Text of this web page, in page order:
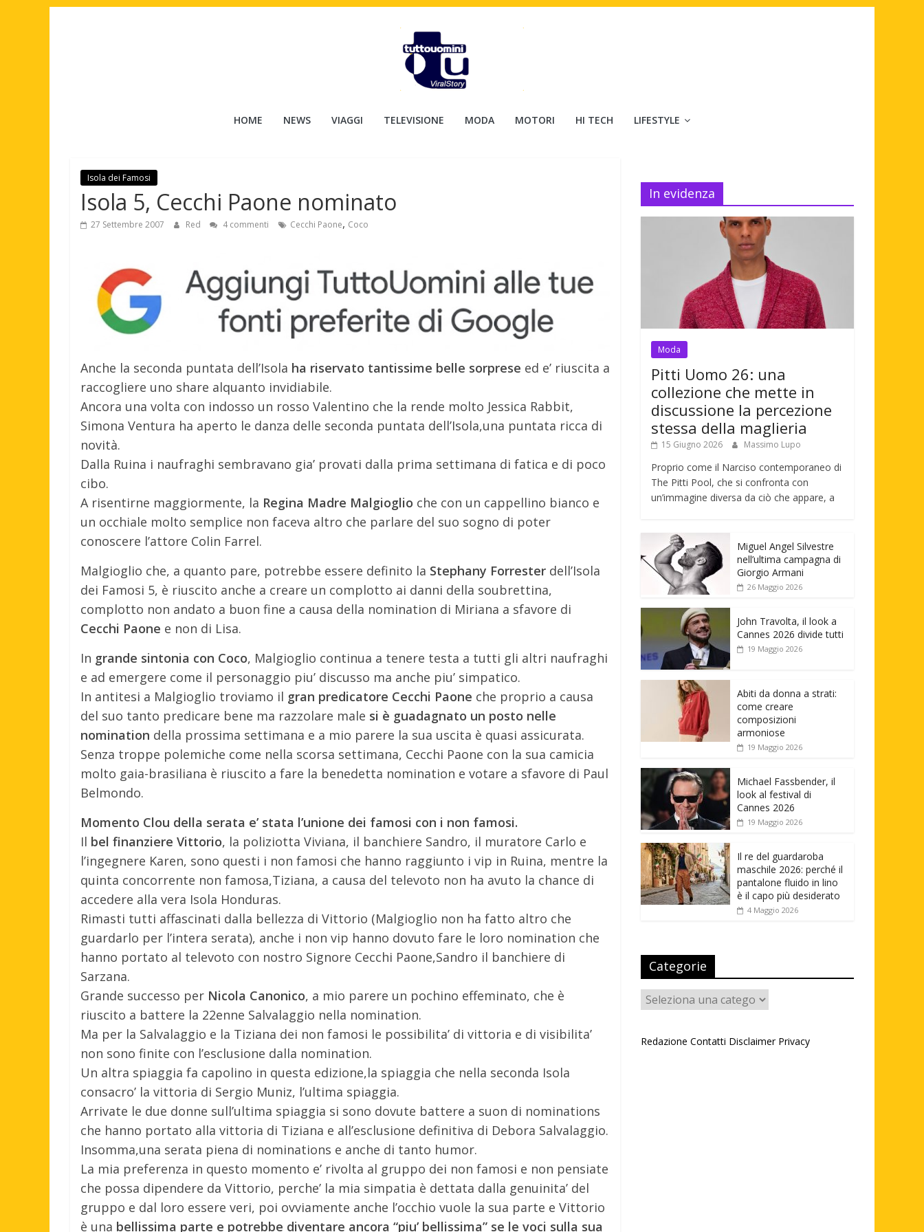
Tuttouomini
Cinema,
Motori,
news
maschile
HOME NEWS VIAGGI TELEVISIONE MODA MOTORI HI TECH LIFESTYLE
Isola dei Famosi
Isola 5, Cecchi Paone nominato
27 Settembre 2007 Red 4 commenti Cecchi Paone, Coco
Anche la seconda puntata dell’Isola ha riservato tantissime belle sorprese ed e’ riuscita a
raccogliere uno share alquanto invidiabile.
Ancora una volta con indosso un rosso Valentino che la rende molto Jessica Rabbit,
Simona Ventura ha aperto le danza delle seconda puntata dell’Isola,una puntata ricca di
novità.
Dalla Ruina i naufraghi sembravano gia’ provati dalla prima settimana di fatica e di poco
cibo.
A risentirne maggiormente, la Regina Madre Malgioglio che con un cappellino bianco e
un occhiale molto semplice non faceva altro che parlare del suo sogno di poter
conoscere l’attore Colin Farrel.
Malgioglio che, a quanto pare, potrebbe essere definito la Stephany Forrester dell’Isola
dei Famosi 5, è riuscito anche a creare un complotto ai danni della soubrettina,
complotto non andato a buon fine a causa della nomination di Miriana a sfavore di
Cecchi Paone e non di Lisa.
In grande sintonia con Coco, Malgioglio continua a tenere testa a tutti gli altri naufraghi
e ad emergere come il personaggio piu’ discusso ma anche piu’ simpatico.
In antitesi a Malgioglio troviamo il gran predicatore Cecchi Paone che proprio a causa
del suo tanto predicare bene ma razzolare male si è guadagnato un posto nelle
nomination della prossima settimana e a mio parere la sua uscita è quasi assicurata.
Senza troppe polemiche come nella scorsa settimana, Cecchi Paone con la sua camicia
molto gaia-brasiliana è riuscito a fare la benedetta nomination e votare a sfavore di Paul
Belmondo.
Momento Clou della serata e’ stata l’unione dei famosi con i non famosi.
Il bel finanziere Vittorio, la poliziotta Viviana, il banchiere Sandro, il muratore Carlo e
l’ingegnere Karen, sono questi i non famosi che hanno raggiunto i vip in Ruina, mentre la
quinta concorrente non famosa,Tiziana, a causa del televoto non ha avuto la chance di
accedere alla vera Isola Honduras.
Rimasti tutti affascinati dalla bellezza di Vittorio (Malgioglio non ha fatto altro che
guardarlo per l’intera serata), anche i non vip hanno dovuto fare le loro nomination che
hanno portato al televoto con nostro Signore Cecchi Paone,Sandro il banchiere di
Sarzana.
Grande successo per Nicola Canonico, a mio parere un pochino effeminato, che è
riuscito a battere la 22enne Salvalaggio nella nomination.
Ma per la Salvalaggio e la Tiziana dei non famosi le possibilita’ di vittoria e di visibilita’
non sono finite con l’esclusione dalla nomination.
Un altra spiaggia fa capolino in questa edizione,la spiaggia che nella seconda Isola
consacro’ la vittoria di Sergio Muniz, l’ultima spiaggia.
Arrivate le due donne sull’ultima spiaggia si sono dovute battere a suon di nominations
che hanno portato alla vittoria di Tiziana e all’esclusione definitiva di Debora Salvalaggio.
Insomma,una serata piena di nominations e anche di tanto humor.
La mia preferenza in questo momento e’ rivolta al gruppo dei non famosi e non pensiate
che possa dipendere da Vittorio, perche’ la mia simpatia è dettata dalla genuinita’ del
gruppo e dal loro essere veri, poi ovviamente anche l’occhio vuole la sua parte e Vittorio
è una bellissima parte e potrebbe diventare ancora “piu’ bellissima” se le voci sulla sua
In evidenza
Moda
Pitti Uomo 26: una
collezione che mette in
discussione la percezione
stessa della maglieria
15 Giugno 2026 Massimo Lupo
Proprio come il Narciso contemporaneo di
The Pitti Pool, che si confronta con
un’immagine diversa da ciò che appare, a
Miguel Angel Silvestre
nell’ultima campagna di
Giorgio Armani
26 Maggio 2026
John Travolta, il look a
Cannes 2026 divide tutti
19 Maggio 2026
Abiti da donna a strati:
come creare
composizioni
armoniose
19 Maggio 2026
Michael Fassbender, il
look al festival di
Cannes 2026
19 Maggio 2026
Il re del guardaroba
maschile 2026: perché il
pantalone fluido in lino
è il capo più desiderato
4 Maggio 2026
Categorie
Categorie
Redazione Contatti Disclaimer Privacy